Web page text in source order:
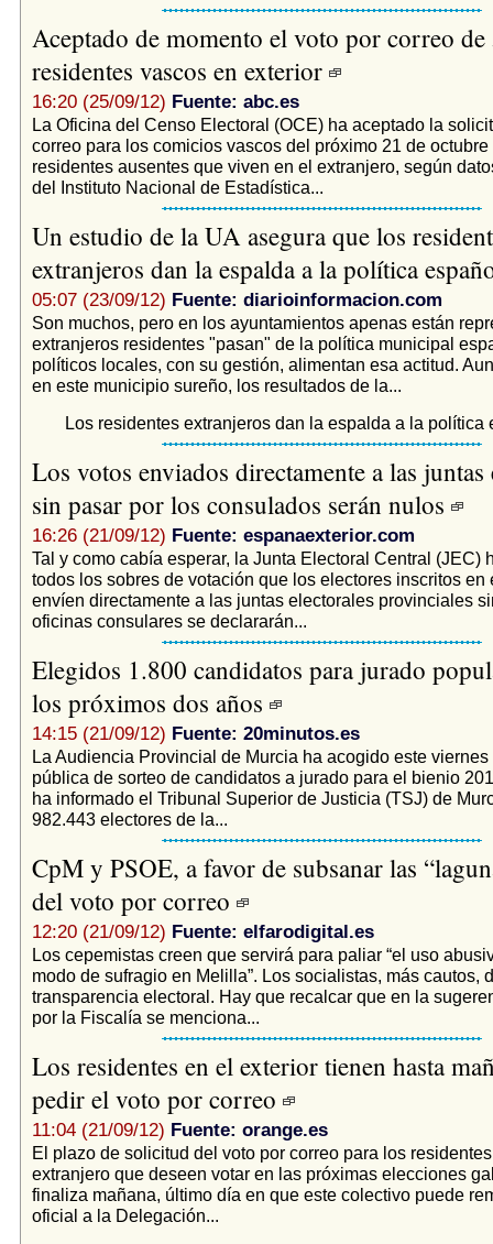
Aceptado de momento el voto por correo
residentes vascos en exterior
16:20 (25/09/12) Fuente: abc.es
La Oficina del Censo Electoral (OCE) ha aceptado la
correo para los comicios vascos del próximo 21 de octubre
residentes ausentes que viven en el extranjero, según
del Instituto Nacional de Estadística...
Un estudio de la UA asegura que los
extranjeros dan la espalda a la política
05:07 (23/09/12) Fuente: diarioinformacion.com
Son muchos, pero en los ayuntamientos apenas están
extranjeros residentes "pasan" de la política municipal
políticos locales, con su gestión, alimentan esa actitud.
en este municipio sureño, los resultados de la...
Los residentes extranjeros dan la espalda a la política
Los votos enviados directamente a las juntas
sin pasar por los consulados serán nulos
16:26 (21/09/12) Fuente: espanaexterior.com
Tal y como cabía esperar, la Junta Electoral Central (JEC)
todos los sobres de votación que los electores inscritos en
envíen directamente a las juntas electorales provinciales
oficinas consulares se declararán...
Elegidos 1.800 candidatos para jurado
los próximos dos años
14:15 (21/09/12) Fuente: 20minutos.es
La Audiencia Provincial de Murcia ha acogido este
pública de sorteo de candidatos a jurado para el bienio
ha informado el Tribunal Superior de Justicia (TSJ) de
982.443 electores de la...
CpM y PSOE, a favor de subsanar las
del voto por correo
12:20 (21/09/12) Fuente: elfarodigital.es
Los cepemistas creen que servirá para paliar “el uso
modo de sufragio en Melilla”. Los socialistas, más cautos,
transparencia electoral. Hay que recalcar que en la
por la Fiscalía se menciona...
Los residentes en el exterior tienen hasta
pedir el voto por correo
11:04 (21/09/12) Fuente: orange.es
El plazo de solicitud del voto por correo para los
extranjero que deseen votar en las próximas elecciones
finaliza mañana, último día en que este colectivo puede
oficial a la Delegación...